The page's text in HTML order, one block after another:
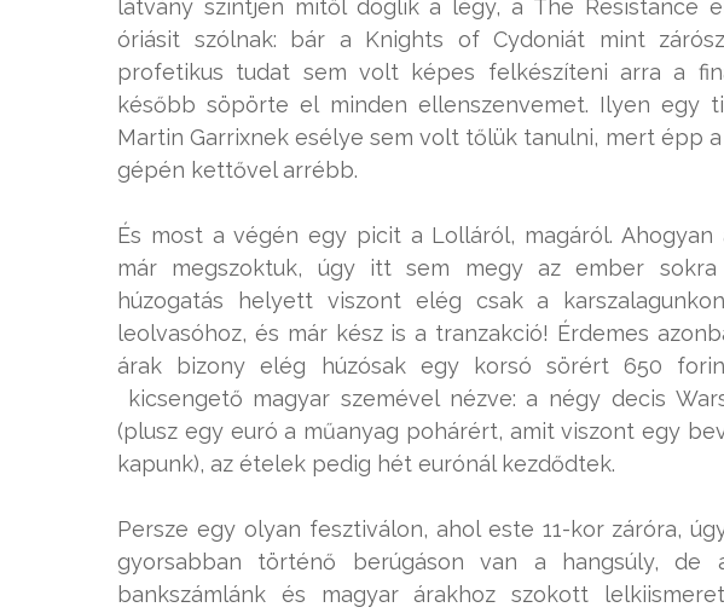
látvány szintjén mitől döglik a légy, a The Resistance
óriásit szólnak: bár a Knights of Cydoniát mint
profetikus tudat sem volt képes felkészíteni arra a
később söpörte el minden ellenszenvemet. Ilyen egy
Martin Garrixnek esélye sem volt tőlük tanulni, mert épp
gépén kettővel arrébb.
És most a végén egy picit a Lolláról, magáról.
már megszoktuk, úgy itt sem megy az ember
húzogatás helyett viszont elég csak a
leolvasóhoz, és már kész is a tranzakció! Érdemes
árak bizony elég húzósak egy korsó sörért 650
kicsengető magyar szemével nézve: a négy decis
(plusz egy euró a műanyag pohárért, amit viszont egy
kapunk), az ételek pedig hét eurónál kezdődtek.
Persze egy olyan fesztiválon, ahol este 11-kor záróra,
gyorsabban történő berúgáson van a hangsúly,
bankszámlánk és magyar árakhoz szokott